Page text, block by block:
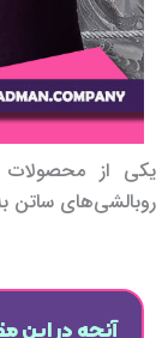
یکی از محصولات
روبالشی‌های ساتن